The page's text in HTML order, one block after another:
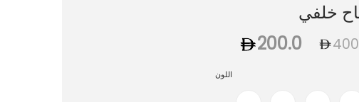
خلفي
200.0
اللون